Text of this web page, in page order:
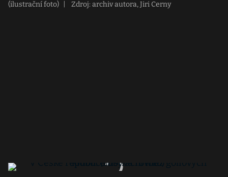
(ilustrační foto)
Zdroj: archiv autora, Jiri Cerny